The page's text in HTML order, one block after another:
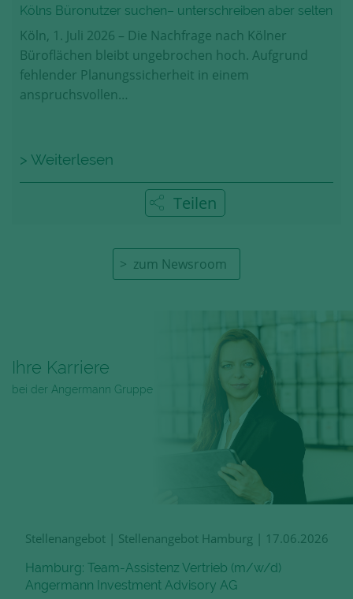
Kölns Büronutzer suchen– unterschreiben aber selten
Köln, 1. Juli 2026 – Die Nachfrage nach Kölner
Büroflächen bleibt ungebrochen hoch. Aufgrund
fehlender Planungssicherheit in einem
anspruchsvollen…
> Weiterlesen
Teilen
zum Newsroom
Ihre Karriere
bei der Angermann Gruppe
Stellenangebot | Stellenangebot Hamburg | 17.06.2026
Hamburg: Team-Assistenz Vertrieb (m/w/d)
Angermann Investment Advisory AG